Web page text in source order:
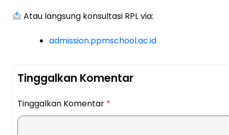
Atau langsung konsultasi RPL via:
admission.ppmschool.ac.id
Tinggalkan Komentar
Tinggalkan Komentar *